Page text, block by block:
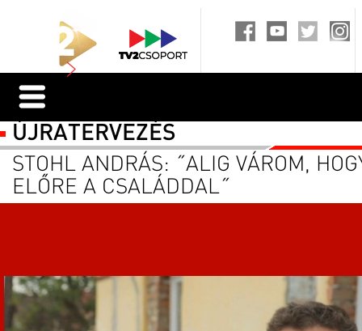
ÚJRATERVEZÉS
STOHL ANDRÁS: ˝ALIG VÁROM,
ELŐRE A CSALÁDDAL˝